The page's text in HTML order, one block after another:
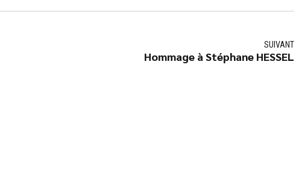
SUIVANT
Hommage à Stéphane HESSEL